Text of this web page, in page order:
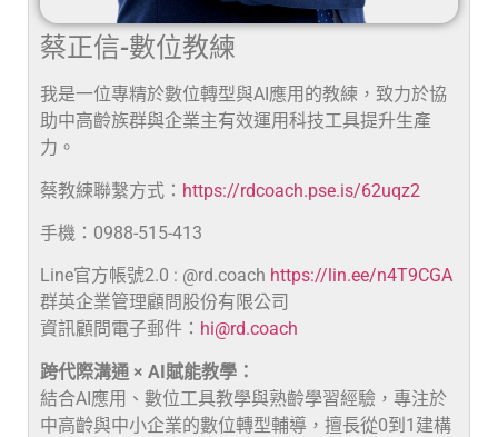
蔡正信-數位教練
我是一位專精於數位轉型與AI應用的教練，致力於協
助中高齡族群與企業主有效運用科技工具提升生產
力。
蔡教練聯繫方式： https://rdcoach.pse.is/62uqz2
手機：0988-515-413
Line官方帳號2.0 : @rd.coach https://lin.ee/n4T9CGA
群英企業管理顧問股份有限公司
資訊顧問電子郵件： hi@rd.coach
跨代際溝通 × AI賦能教學：
結合AI應用、數位工具教學與熟齡學習經驗，專注於
中高齡與中小企業的數位轉型輔導，擅長從0到1建構